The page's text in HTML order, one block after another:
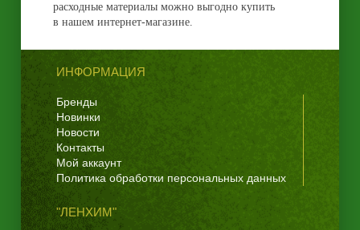
расходные материалы можно выгодно купить
в нашем интернет-магазине.
ИНФОРМАЦИЯ
Бренды
Новинки
Новости
Контакты
Мой аккаунт
Политика обработки персональных данных
"ЛЕНХИМ"